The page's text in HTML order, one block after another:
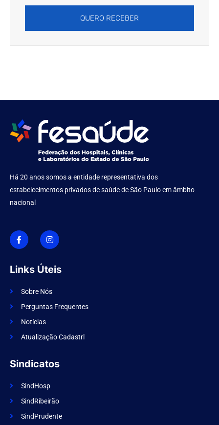
QUERO RECEBER
Há 20 anos somos a entidade representativa dos
estabelecimentos privados de saúde de São Paulo em âmbito
nacional
I
c
o
n
f
a
e
o
k
I
n
s
t
g
r
m
Links Úteis
Sobre Nós
Perguntas Frequentes
Notícias
Atualização Cadastrl
Sindicatos
SindHosp
SindRibeirão
SindPrudente